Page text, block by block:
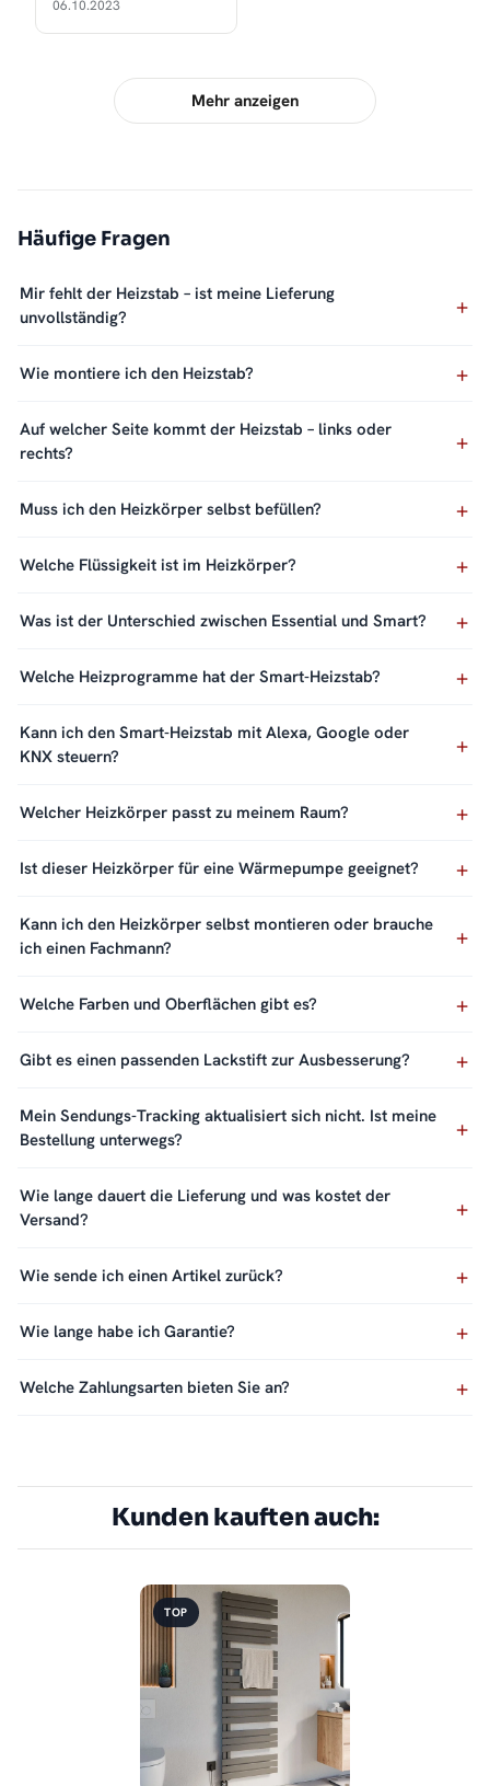
06.10.2023
Mehr anzeigen
Häufige Fragen
Mir fehlt der Heizstab – ist meine Lieferung
unvollständig?
Wie montiere ich den Heizstab?
Auf welcher Seite kommt der Heizstab – links oder
rechts?
Muss ich den Heizkörper selbst befüllen?
Welche Flüssigkeit ist im Heizkörper?
Was ist der Unterschied zwischen Essential und Smart?
Welche Heizprogramme hat der Smart-Heizstab?
Kann ich den Smart-Heizstab mit Alexa, Google oder
KNX steuern?
Welcher Heizkörper passt zu meinem Raum?
Ist dieser Heizkörper für eine Wärmepumpe geeignet?
Kann ich den Heizkörper selbst montieren oder brauche
ich einen Fachmann?
Welche Farben und Oberflächen gibt es?
Gibt es einen passenden Lackstift zur Ausbesserung?
Mein Sendungs-Tracking aktualisiert sich nicht. Ist meine
Bestellung unterwegs?
Wie lange dauert die Lieferung und was kostet der
Versand?
Wie sende ich einen Artikel zurück?
Wie lange habe ich Garantie?
Welche Zahlungsarten bieten Sie an?
Kunden kauften auch:
TOP